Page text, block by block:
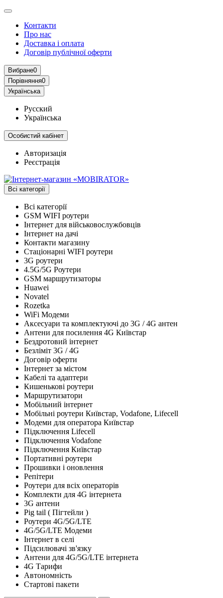
Контакти
Про нас
Доставка і оплата
Договір публічної оферти
Вибране0
Порівняння0
Українська
Русский
Українська
Особистий кабінет
Авторизація
Реєстрація
Всі категорії
Всі категорії
GSM WIFI роутери
Інтернет для військовослужбовців
Інтернет на дачі
Контакти магазину
Стаціонарні WIFI роутери
3G роутери
4.5G/5G Роутери
GSM маршрутизаторы
Huawei
Novatel
Rozetka
WiFi Модеми
Аксесуари та комплектуючі до 3G / 4G антен
Антени для посилення 4G Київстар
Бездротовий інтернет
Безліміт 3G / 4G
Договір оферти
Інтернет за містом
Кабелі та адаптери
Кишенькові роутери
Маршрутизатори
Мобільний інтернет
Мобільні роутери Київстар, Vodafone, Lifecell
Модеми для оператора Київстар
Підключення Lifecell
Підключення Vodafone
Підключення Київстар
Портативні роутери
Прошивки і оновлення
Репітери
Роутери для всіх операторів
Комплекти для 4G інтернета
3G антени
Pig tail ( Пігтейли )
Роутери 4G/5G/LTE
4G/5G/LTE Модеми
Інтернет в селі
Підсилювачі зв'язку
Антени для 4G/5G/LTE інтернета
4G Тарифи
Автономність
Стартові пакети